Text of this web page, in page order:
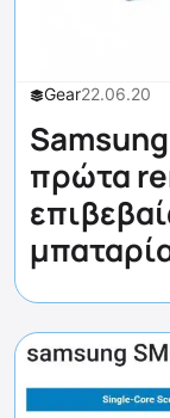
Gear22.06.20
πρώτα